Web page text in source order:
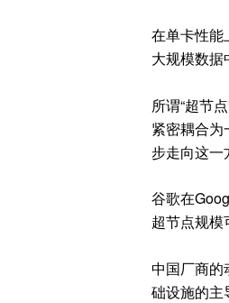
在单卡性能
大规模数据
所谓“超节
紧密耦合
步走向这一
谷歌在
超节点规模
中国厂商的
础设施的主